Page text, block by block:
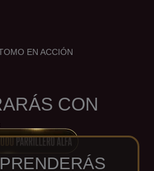
EN ACCIÓN
CON